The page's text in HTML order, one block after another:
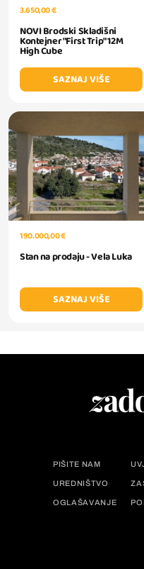
3.650,00 €
NOVI Brodski Skladišni
Kontejner "First Trip" 12M
High Cube
SAZNAJ VIŠE
190.000,00 €
Stan na prodaju - Vela Luka
SAZNAJ VIŠE
PIŠITE NAM
UREDNIŠTVO
OGLAŠAVANJE